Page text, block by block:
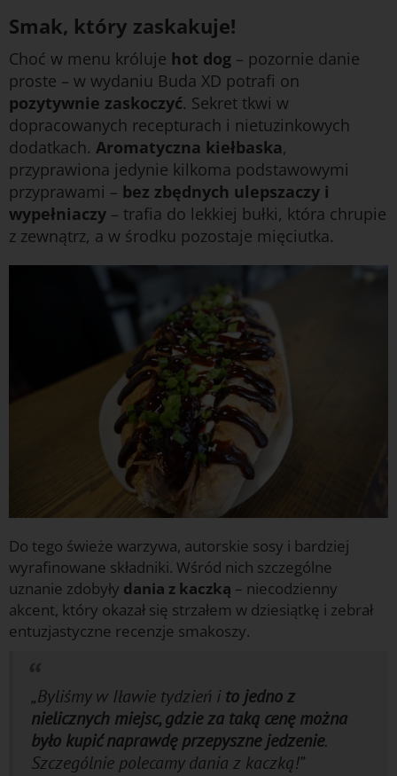
Smak, który zaskakuje!
Choć w menu króluje hot dog – pozornie danie
proste – w wydaniu Buda XD potrafi on
pozytywnie zaskoczyć. Sekret tkwi w
dopracowanych recepturach i nietuzinkowych
dodatkach. Aromatyczna kiełbaska,
przyprawiona jedynie kilkoma podstawowymi
przyprawami – bez zbędnych ulepszaczy i
wypełniaczy – trafia do lekkiej bułki, która chrupie
z zewnątrz, a w środku pozostaje mięciutka.
Do tego świeże warzywa, autorskie sosy i bardziej
wyrafinowane składniki. Wśród nich szczególne
uznanie zdobyły dania z kaczką – niecodzienny
akcent, który okazał się strzałem w dziesiątkę i zebrał
entuzjastyczne recenzje smakoszy.
„Byliśmy w Iławie tydzień i to jedno z
nielicznych miejsc, gdzie za taką cenę można
było kupić naprawdę przepyszne jedzenie.
Szczególnie polecamy dania z kaczką!”